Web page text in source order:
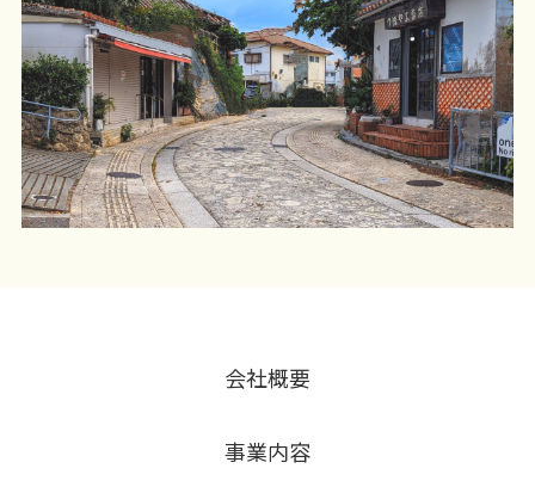
会社概要
事業内容